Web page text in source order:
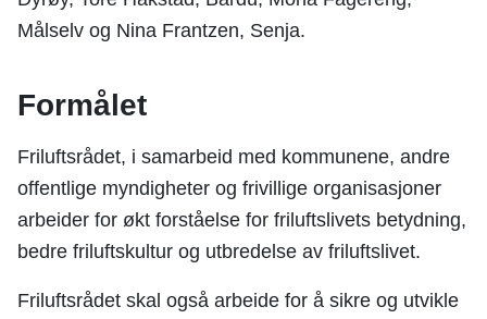
Målselv og Nina Frantzen, Senja.
Formålet
Friluftsrådet, i samarbeid med kommunene, andre
offentlige myndigheter og frivillige organisasjoner
arbeider for økt forståelse for friluftslivets betydning,
bedre friluftskultur og utbredelse av friluftslivet.
Friluftsrådet skal også arbeide for å sikre og utvikle